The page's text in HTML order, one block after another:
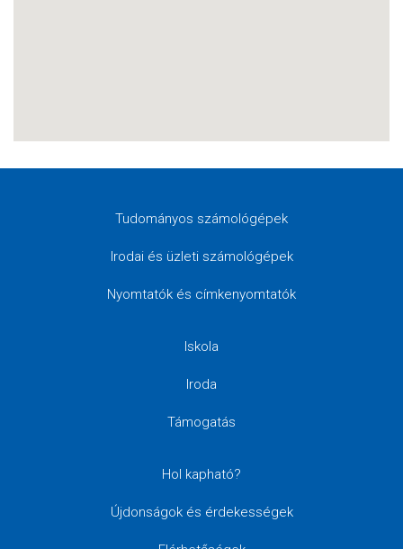
Tudományos számológépek
Irodai és üzleti számológépek
Nyomtatók és címkenyomtatók
Iskola
Iroda
Támogatás
Hol kapható?
Újdonságok és érdekességek